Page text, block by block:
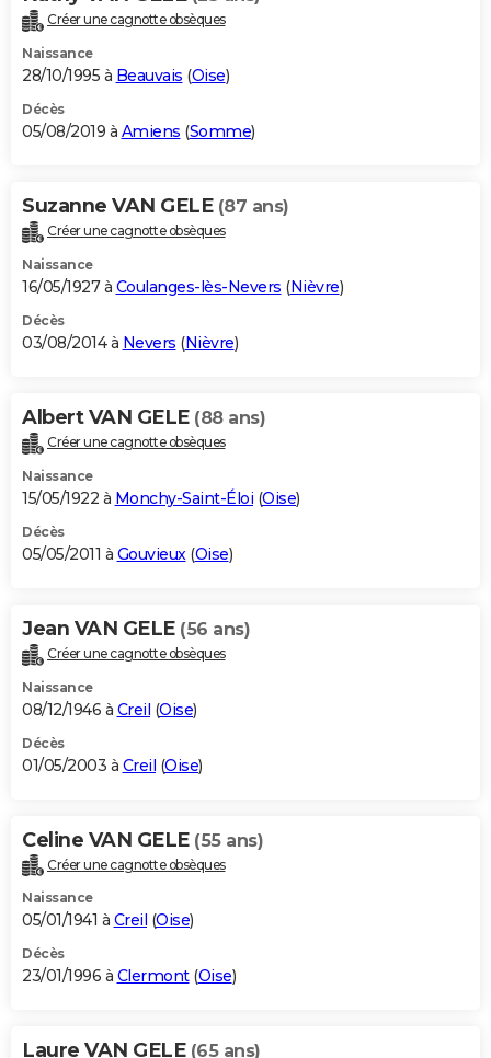
Créer une cagnotte obsèques
Naissance
28/10/1995 à Beauvais (Oise)
Décès
05/08/2019 à Amiens (Somme)
Suzanne VAN GELE (87 ans)
Créer une cagnotte obsèques
Naissance
16/05/1927 à Coulanges-lès-Nevers (Nièvre)
Décès
03/08/2014 à Nevers (Nièvre)
Albert VAN GELE (88 ans)
Créer une cagnotte obsèques
Naissance
15/05/1922 à Monchy-Saint-Éloi (Oise)
Décès
05/05/2011 à Gouvieux(Oise)
Jean VAN GELE (56 ans)
Créer une cagnotte obsèques
Naissance
08/12/1946 à Creil (Oise)
Décès
01/05/2003 à Creil (Oise)
Celine VAN GELE (55 ans)
Créer une cagnotte obsèques
Naissance
05/01/1941 à Creil (Oise)
Décès
23/01/1996 à Clermont(Oise)
Laure VAN GELE (65 ans)